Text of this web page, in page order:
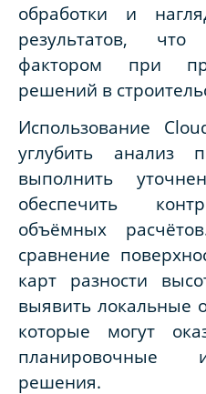
обработки и
результатов,
фактором при
решений в
Использование
углубить анализ
выполнить
обеспечить
объёмных
сравнение
карт разности
выявить локальные
которые могут
планировочные
решения.